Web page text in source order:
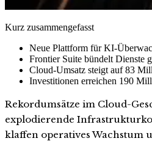
Kurz zusammengefasst
Neue Plattform für KI-
Frontier Suite bündelt Dienste
Cloud-Umsatz steigt auf 83
Investitionen erreichen 190
Rekordumsätze im Cloud-
explodierende
klaffen operatives Wachstum